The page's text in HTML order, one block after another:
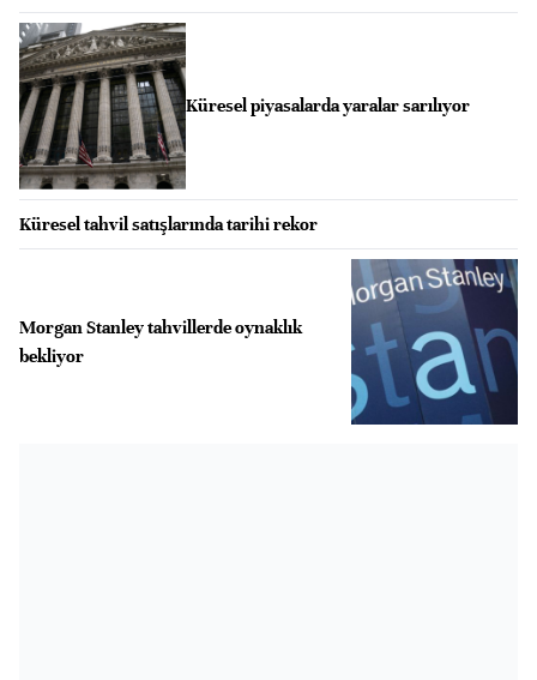
Küresel piyasalarda yaralar sarılıyor
Küresel tahvil satışlarında tarihi rekor
Morgan Stanley tahvillerde oynaklık
bekliyor